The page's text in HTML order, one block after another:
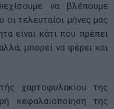
να βλέπουμε
οι τελευταίοι μήνες μας
είναι κάτι που πρέπει
μπορεί να φέρει και
χαρτοφυλακίου της
κεφαλαιοποίηση της